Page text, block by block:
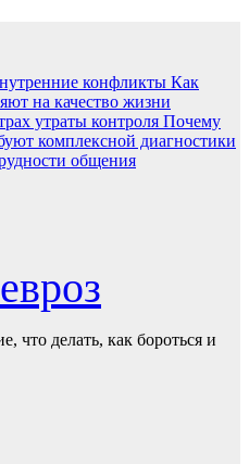
конфликты Как
на качество жизни
утраты контроля Почему
комплексной диагностики
общения
что делать, как бороться и